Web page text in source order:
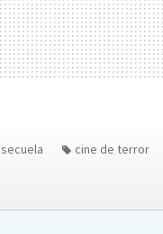
secuela cine de terror